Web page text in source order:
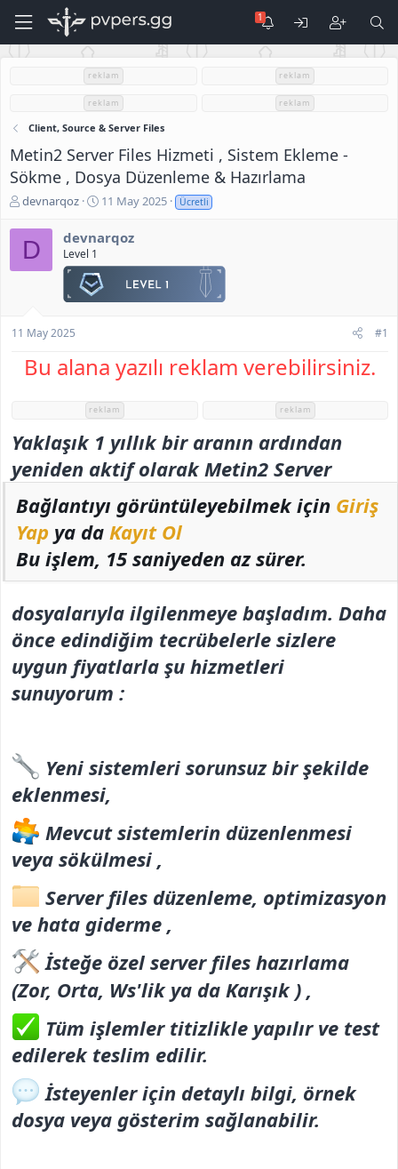
reklam reklam
reklam reklam
Client, Source & Server Files
Metin2 Server Files Hizmeti , Sistem Ekleme -
Sökme , Dosya Düzenleme & Hazırlama
K
n
u
S
b
devnarqoz
B
ş
l
a
n
a
r
h
i
11 May 2025 Ücretli
D devnarqoz
Level 1
11 May 2025 #1
Bu alana yazılı reklam verebilirsiniz.
reklam reklam
Yaklaşık 1 yıllık bir aranın ardından
yeniden aktif olarak Metin2 Server
Bağlantıyı görüntüleyebilmek için Giriş
Yap ya da Kayıt Ol
Bu işlem, 15 saniyeden az sürer.
dosyalarıyla ilgilenmeye başladım. Daha
önce edindiğim tecrübelerle sizlere
uygun fiyatlarla şu hizmetleri
sunuyorum :
Yeni sistemleri sorunsuz bir şekilde
eklenmesi,
Mevcut sistemlerin düzenlenmesi
veya sökülmesi ,
Server files düzenleme, optimizasyon
ve hata giderme ,
İsteğe özel server files hazırlama
(Zor, Orta, Ws'lik ya da Karışık ) ,
Tüm işlemler titizlikle yapılır ve test
edilerek teslim edilir.
İsteyenler için detaylı bilgi, örnek
dosya veya gösterim sağlanabilir.